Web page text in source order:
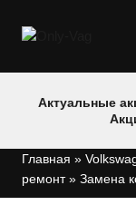
Актуальные
Главная »
ремонт» Замена